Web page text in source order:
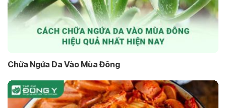
Chữa Ngứa Da Vào Mùa Đông